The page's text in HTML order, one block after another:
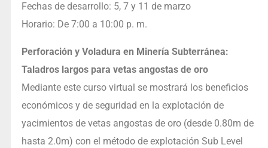
Fechas de desarrollo: 5, 7 y 11 de marzo
Horario: De 7:00 a 10:00 p. m.
Perforación y Voladura en Minería Subterránea:
Taladros largos para vetas angostas de oro
Mediante este curso virtual se mostrará los beneficios
económicos y de seguridad en la explotación de
yacimientos de vetas angostas de oro (desde 0.80m de
hasta 2.0m) con el método de explotación Sub Level